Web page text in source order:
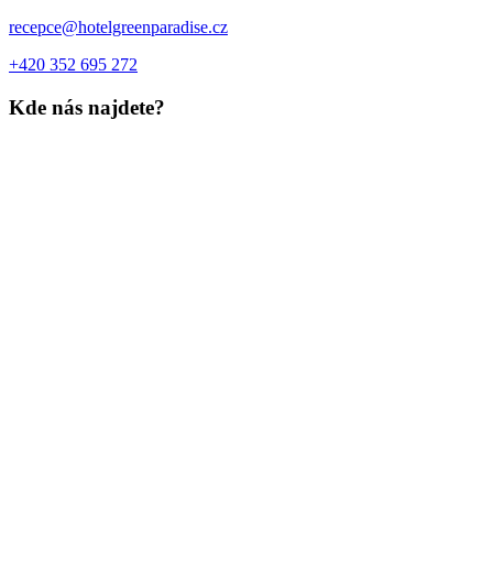
recepce@hotelgreenparadise.cz
+420 352 695 272
Kde nás najdete?